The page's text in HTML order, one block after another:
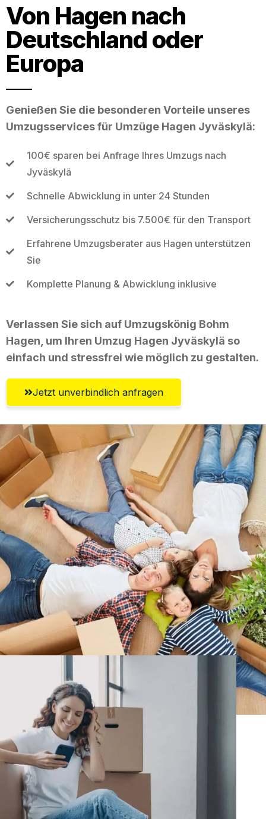
Von Hagen nach
Deutschland oder
Europa
Genießen Sie die besonderen Vorteile unseres
Umzugsservices für Umzüge Hagen Jyväskylä:
100€ sparen bei Anfrage Ihres Umzugs nach
Jyväskylä
Schnelle Abwicklung in unter 24 Stunden
Versicherungsschutz bis 7.500€ für den Transport
Erfahrene Umzugsberater aus Hagen unterstützen
Sie
Komplette Planung & Abwicklung inklusive
Verlassen Sie sich auf Umzugskönig Bohm
Hagen, um Ihren Umzug Hagen Jyväskylä so
einfach und stressfrei wie möglich zu gestalten.
Jetzt unverbindlich anfragen